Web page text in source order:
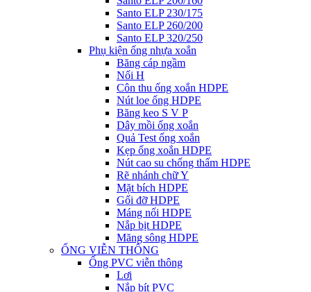
Santo ELP 230/175
Santo ELP 260/200
Santo ELP 320/250
Phụ kiện ống nhựa xoắn
Băng cáp ngầm
Nối H
Côn thu ống xoắn HDPE
Nút loe ống HDPE
Băng keo S V P
Dây mồi ống xoắn
Quả Test ống xoắn
Kẹp ống xoắn HDPE
Nút cao su chống thấm HDPE
Rẽ nhánh chữ Y
Mặt bích HDPE
Gối đỡ HDPE
Máng nối HDPE
Nắp bịt HDPE
Măng sông HDPE
ỐNG VIỄN THÔNG
Ống PVC viễn thông
Lơi
Nắp bít PVC